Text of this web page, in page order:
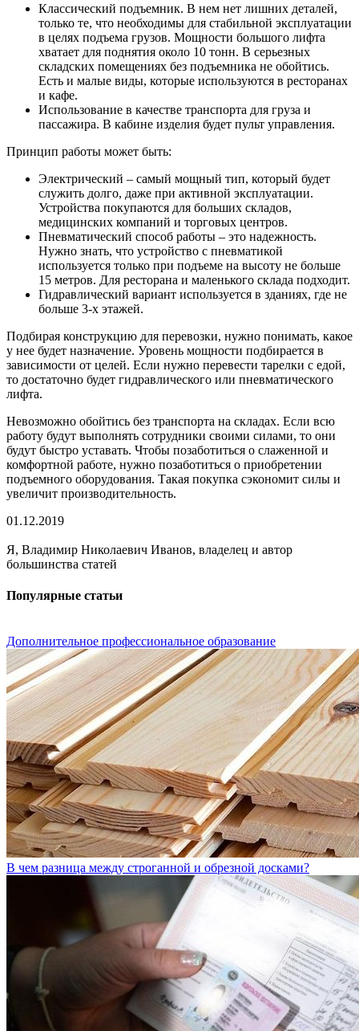
Классический подъемник. В нем нет лишних деталей,
только те, что необходимы для стабильной эксплуатации
в целях подъема грузов. Мощности большого лифта
хватает для поднятия около 10 тонн. В серьезных
складских помещениях без подъемника не обойтись.
Есть и малые виды, которые используются в ресторанах
и кафе.
Использование в качестве транспорта для груза и
пассажира. В кабине изделия будет пульт управления.
Принцип работы может быть:
Электрический – самый мощный тип, который будет
служить долго, даже при активной эксплуатации.
Устройства покупаются для больших складов,
медицинских компаний и торговых центров.
Пневматический способ работы – это надежность.
Нужно знать, что устройство с пневматикой
используется только при подъеме на высоту не больше
15 метров. Для ресторана и маленького склада подходит.
Гидравлический вариант используется в зданиях, где не
больше 3-х этажей.
Подбирая конструкцию для перевозки, нужно понимать, какое
у нее будет назначение. Уровень мощности подбирается в
зависимости от целей. Если нужно перевести тарелки с едой,
то достаточно будет гидравлического или пневматического
лифта.
Невозможно обойтись без транспорта на складах. Если всю
работу будут выполнять сотрудники своими силами, то они
будут быстро уставать. Чтобы позаботиться о слаженной и
комфортной работе, нужно позаботиться о приобретении
подъемного оборудования. Такая покупка сэкономит силы и
увеличит производительность.
01.12.2019
Я, Владимир Николаевич Иванов, владелец и автор
большинства статей
Популярные статьи
Дополнительное профессиональное образование
В чем разница между строганной и обрезной досками?